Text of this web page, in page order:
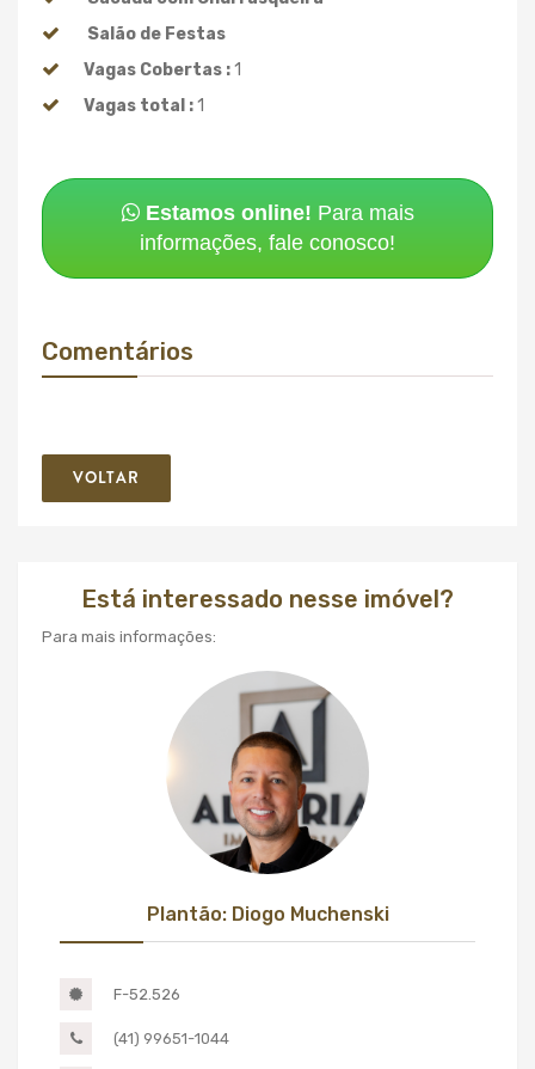
Salão de Festas
Vagas Cobertas :1
Vagas total :1
Estamos online! Para mais
informações, fale conosco!
Comentários
VOLTAR
Está interessado nesse imóvel?
Para mais informações:
Plantão: Diogo Muchenski
F-52.526
(41) 99651-1044